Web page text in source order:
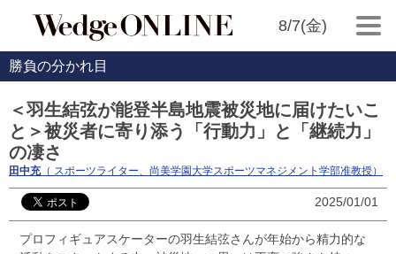
8/7(金)
勝負の分かれ目
＜羽生結弦が能登半島地震被災地に届けたいこ
と＞被災者に寄り添う「行動力」と「継続力」
の凄さ
田中充（ スポーツライター、尚美学園大学スポーツマネジメント学部准教授）
2025/01/01
プロフィギュアスケーターの羽生結弦さんが年始から精力的な